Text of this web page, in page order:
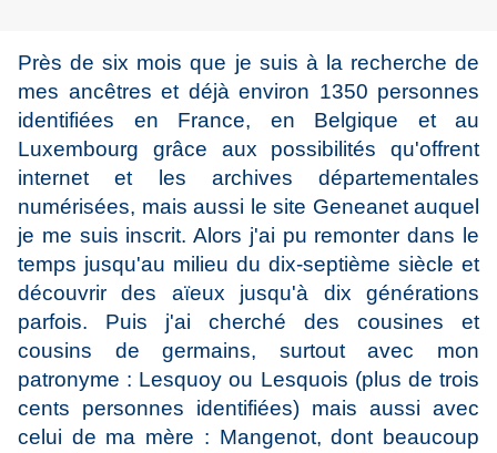
Près de six mois que je suis à la recherche de
mes ancêtres et déjà environ 1350 personnes
identifiées en France, en Belgique et au
Luxembourg grâce aux possibilités qu'offrent
internet et les archives départementales
numérisées, mais aussi le site Geneanet auquel
je me suis inscrit. Alors j'ai pu remonter dans le
temps jusqu'au milieu du dix-septième siècle et
découvrir des aïeux jusqu'à dix générations
parfois. Puis j'ai cherché des cousines et
cousins de germains, surtout avec mon
patronyme : Lesquoy ou Lesquois (plus de trois
cents personnes identifiées) mais aussi avec
celui de ma mère : Mangenot, dont beaucoup